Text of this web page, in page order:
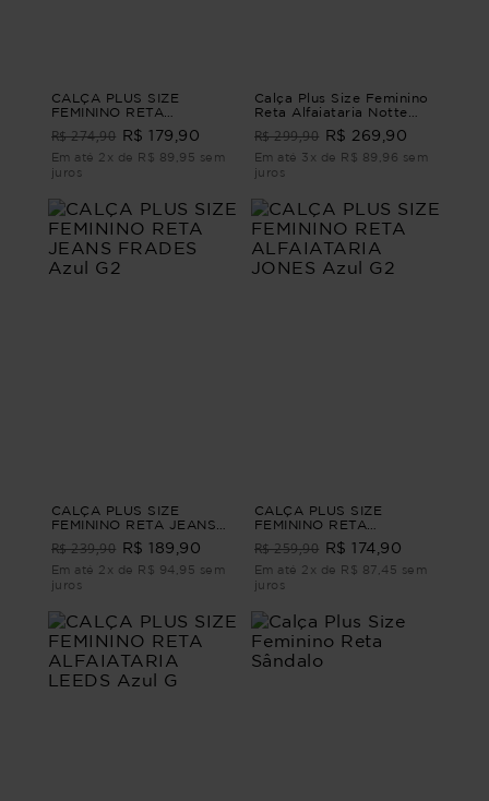
CALÇA PLUS SIZE
FEMININO RETA
CONTORNOS Azul G1 - 48
R$ 274,90 R$ 179,90
Em até 2x de R$ 89,95 sem
juros
Calça Plus Size Feminino
Reta Alfaiataria Notte
CALÇA RETA
ALFAIATARIA NOTTE
Marrom P - 42
R$ 299,90 R$ 269,90
Em até 3x de R$ 89,96 sem
juros
CALÇA PLUS SIZE
FEMININO RETA JEANS
FRADES Azul G2
R$ 239,90 R$ 189,90
Em até 2x de R$ 94,95 sem
juros
CALÇA PLUS SIZE
FEMININO RETA
ALFAIATARIA JONES Azul
G2
R$ 259,90 R$ 174,90
Em até 2x de R$ 87,45 sem
juros